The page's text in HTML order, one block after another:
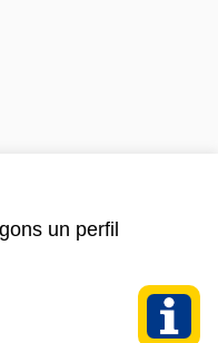
un perfil